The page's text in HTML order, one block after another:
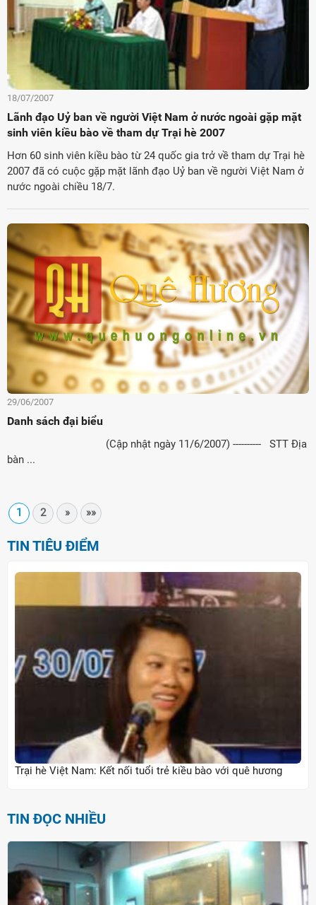
18/07/2007
Lãnh đạo Uỷ ban về người Việt Nam ở nước ngoài gặp mặt
sinh viên kiều bào về tham dự Trại hè 2007
Hơn 60 sinh viên kiều bào từ 24 quốc gia trở về tham dự Trại hè
2007 đã có cuộc gặp mặt lãnh đạo Uỷ ban về người Việt Nam ở
nước ngoài chiều 18/7.
29/06/2007
Danh sách đại biểu
(Cập nhật ngày 11/6/2007) ---------- STT Địa
bàn ...
1 2 » »»
TIN TIÊU ĐIỂM
Trại hè Việt Nam: Kết nối tuổi trẻ kiều bào với quê hương
TIN ĐỌC NHIỀU